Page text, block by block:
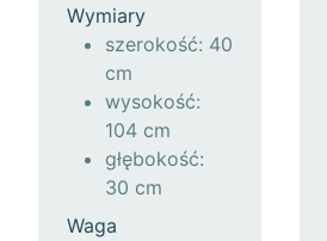
Wymiary
szerokość: 40
cm
wysokość:
104 cm
głębokość:
30 cm
Waga